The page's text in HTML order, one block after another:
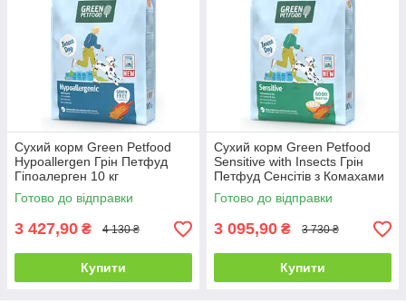
Сухий корм Green Petfood
Hypoallergen Грін Петфуд
Гіпоалерген 10 кг
Готово до відправки
3 427,90 ₴ 4 130 ₴
Купити
Сухий корм Green Petfood
Sensitive with Insects Грін
Петфуд Сенсітів з Комахами
10 кг
Готово до відправки
3 095,90 ₴ 3 730 ₴
Купити